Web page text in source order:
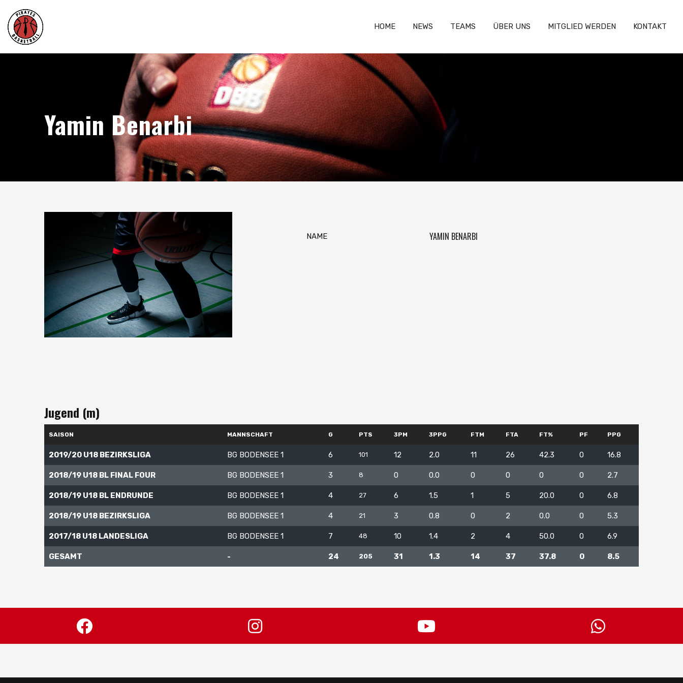
HOME NEWS TEAMS ÜBER UNS MITGLIED WERDEN KONTAKT
Yamin Benarbi
NAME YAMIN BENARBI
Jugend (m)
SAISON MANNSCHAFT G PTS 3PM 3PPG FTM FTA FT% PF PPG
2019/20 U18 BEZIRKSLIGA BG BODENSEE 1 6 101 12 2.0 11 26 42.3 0 16.8
2018/19 U18 BL FINAL FOUR BG BODENSEE 1 3 8 0 0.0 0 0 0 0 2.7
2018/19 U18 BL ENDRUNDE BG BODENSEE 1 4 27 6 1.5 1 5 20.0 0 6.8
2018/19 U18 BEZIRKSLIGA BG BODENSEE 1 4 21 3 0.8 0 2 0.0 0 5.3
2017/18 U18 LANDESLIGA BG BODENSEE 1 7 48 10 1.4 2 4 50.0 0 6.9
GESAMT - 24 205 31 1.3 14 37 37.8 0 8.5